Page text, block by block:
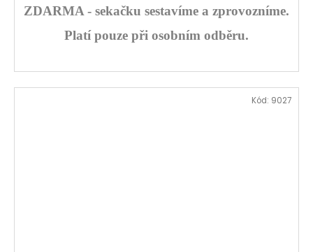
ZDARMA - sekačku sestavíme a zprovozníme.
Platí pouze při osobním odběru.
Kód: 9027